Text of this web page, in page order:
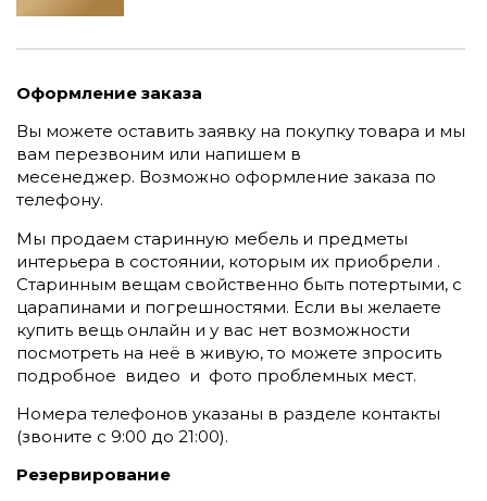
Оформление заказа
Вы можете оставить заявку на покупку товара и мы
вам перезвоним или напишем в
месенеджер. Возможно оформление заказа по
телефону.
Мы продаем старинную мебель и предметы
интерьера в состоянии, которым их приобрели .
Старинным вещам свойственно быть потертыми, с
царапинами и погрешностями. Если вы желаете
купить вещь онлайн и у вас нет возможности
посмотреть на неё в живую, то можете зпросить
подробное видео и фото проблемных мест.
Номера телефонов указаны в разделе контакты
(звоните c 9:00 до 21:00).
Резервирование